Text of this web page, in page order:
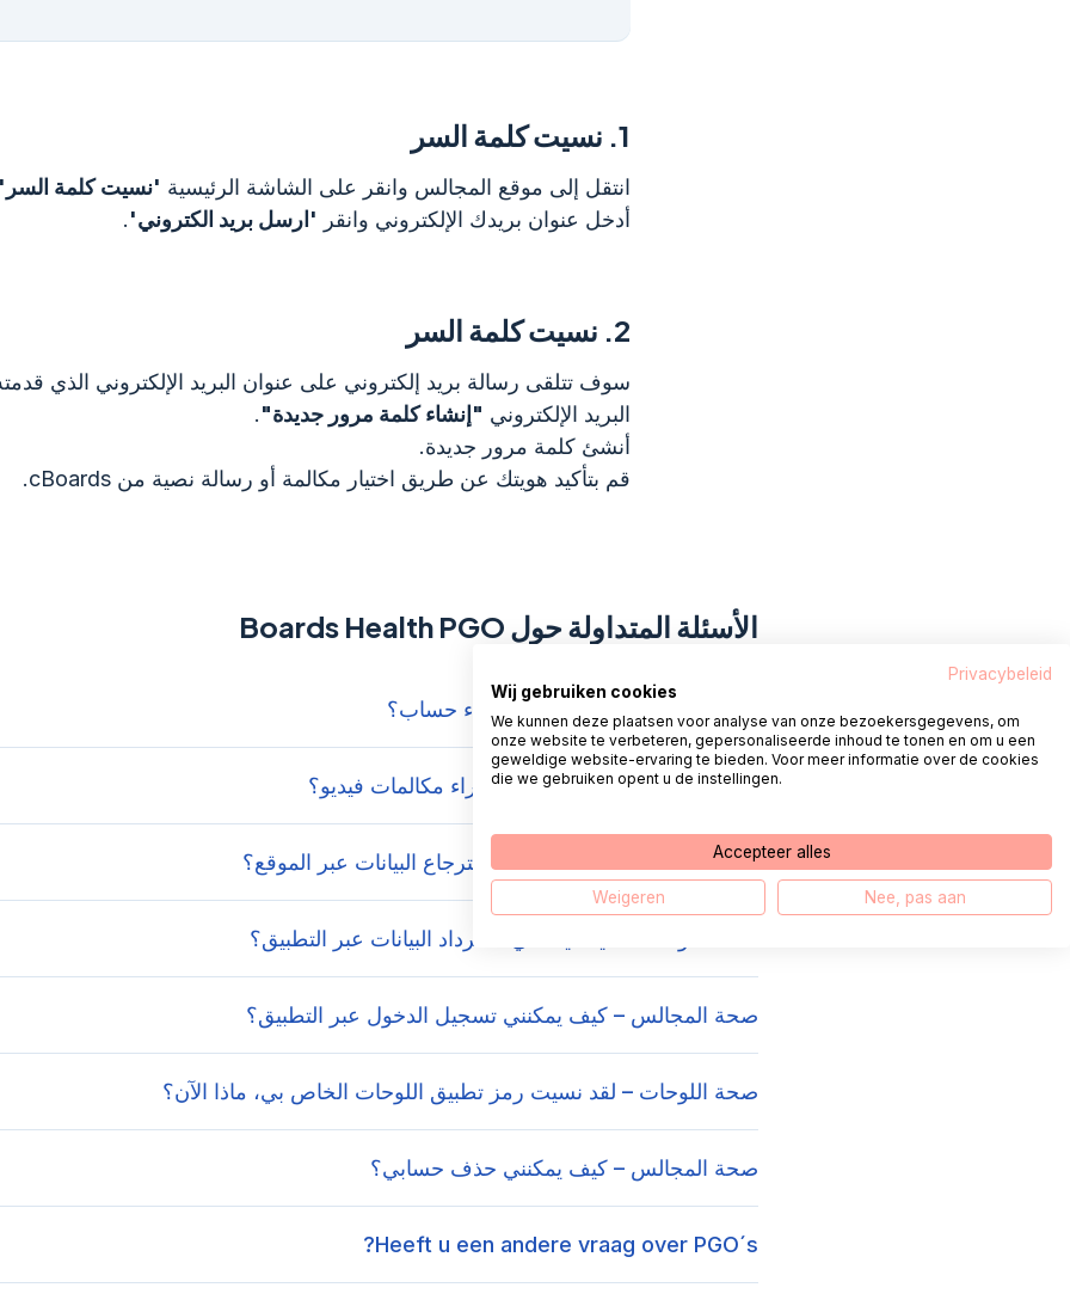
1. نسيت كلمة السر
انتقل إلى موقع المجالس وانقر على الشاشة الرئيسية 'نسيت كلمة السر'
أدخل عنوان بريدك الإلكتروني وانقر 'ارسل بريد الكتروني'.
2. نسيت كلمة السر
سوف تتلقى رسالة بريد إلكتروني على عنوان البريد الإلكتروني الذي
البريد الإلكتروني "إنشاء كلمة مرور جديدة".
أنشئ كلمة مرور جديدة.
قم بتأكيد هويتك عن طريق اختيار مكالمة أو رسالة نصية من cBoards.
الأسئلة المتداولة حول Boards Health PGO
صحة المجالس – كيف أقوم بإنشاء حساب؟
صحة المجالس – كيف يمكنني إجراء مكالمات فيديو؟
صحة المجالس – كيف يمكنني استرجاع البيانات عبر الموقع؟
صحة اللوحات – كيف يمكنني استرداد البيانات عبر التطبيق؟
صحة المجالس – كيف يمكنني تسجيل الدخول عبر التطبيق؟
صحة اللوحات – لقد نسيت رمز تطبيق اللوحات الخاص بي، ماذا الآن؟
صحة المجالس – كيف يمكنني حذف حسابي؟
Heeft u een andere vraag over PGO´s?
Privacybeleid
Wij gebruiken cookies
We kunnen deze plaatsen voor analyse van onze bezoekersgegevens, om
onze website te verbeteren, gepersonaliseerde inhoud te tonen en om u een
geweldige website-ervaring te bieden. Voor meer informatie over de cookies
die we gebruiken opent u de instellingen.
Accepteer alles
Weigeren Nee, pas aan